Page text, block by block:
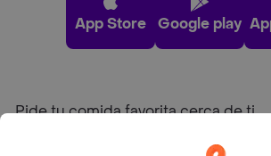
App Store Google play
Pide tu comida favorita cerca de ti